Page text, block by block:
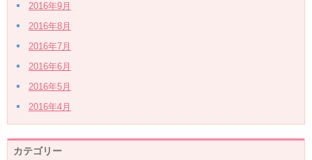
2016年9月
2016年8月
2016年7月
2016年6月
2016年5月
2016年4月
カテゴリー